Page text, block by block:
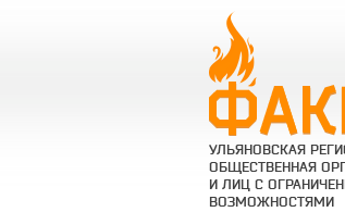
УЛЬЯНОВСКАЯ
ОБЩЕСТВЕННАЯ
И ЛИЦ С
ВОЗМОЖНОСТЯМИ